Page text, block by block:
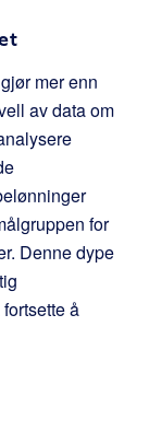
mer enn
av data om
for
Denne dype
å